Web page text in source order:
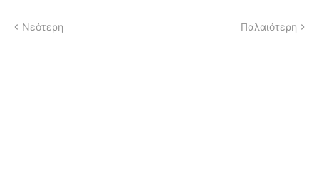
Νεότερη Παλαιότερη